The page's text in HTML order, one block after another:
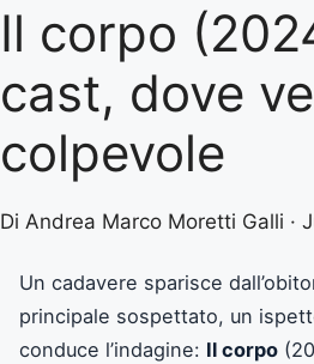
Il corpo
cast, dove
colpevole
Di Andrea Marco Moretti Galli ·
Un cadavere sparisce
principale sospettato, un
conduce l’indagine: Il corpo